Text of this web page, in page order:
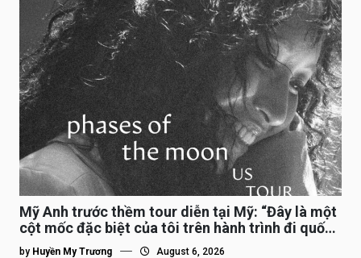
Mỹ Anh trước thềm tour diễn tại Mỹ: “Đây là một
cột mốc đặc biệt của tôi trên hành trình đi quốc
tế”
by Huyền My Trương August 6, 2026